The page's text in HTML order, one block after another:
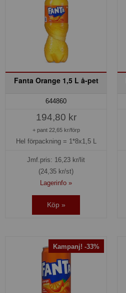
Fanta Orange 1,5 L å-pet
644860
194,80 kr
+ pant 22,65 kr/förp
Hel förpackning = 1*8x1,5 L
Jmf.pris: 16,23 kr/lit
(24,35 kr/st)
Lagerinfo »
Köp »
Kampanj! -33%